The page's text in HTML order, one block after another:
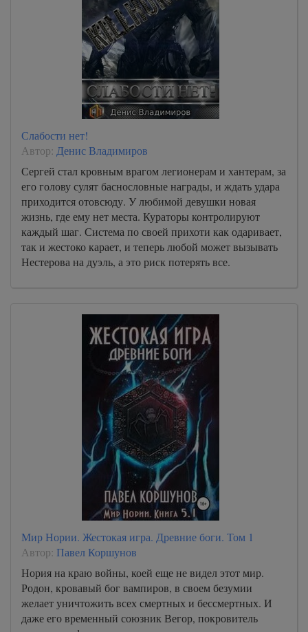
Слабости нет!
Автор: Денис Владимиров
Сергей стал кровным врагом легионерам и хантерам, за
его голову сулят баснословные награды, и ждать удара
приходится отовсюду. У любимой девушки новая
жизнь, где ему нет места. Кураторы контролируют
каждый шаг. Система по своей прихоти как одаривает,
так и жестоко карает, и теперь любой может вызывать
Нестерова на дуэль, а это риск потерять все.
Мир Нории. Жестокая игра. Древние боги. Том 1
Автор: Павел Коршунов
Нория на краю войны, коей еще не видел этот мир.
Родон, кровавый бог вампиров, в своем безумии
желает уничтожить всех смертных и бессмертных. И
даже его временный союзник Вегор, покровитель